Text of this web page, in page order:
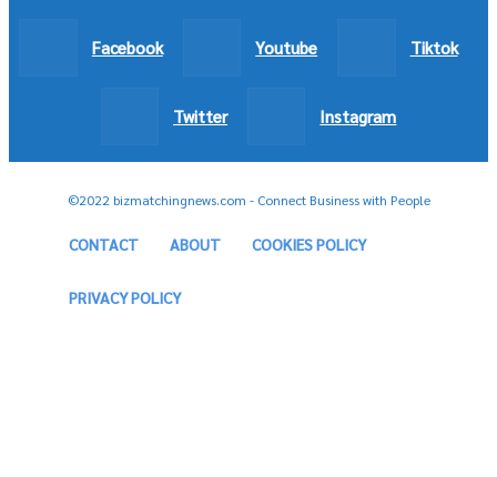
Facebook Youtube Tiktok
Twitter Instagram
©2022 bizmatchingnews.com - Connect Business with People
CONTACT ABOUT COOKIES POLICY
PRIVACY POLICY